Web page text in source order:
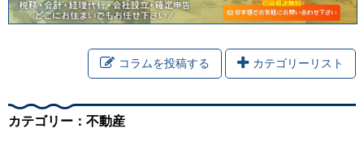
コラムを投稿する カテゴリーリスト
カテゴリー：不動産